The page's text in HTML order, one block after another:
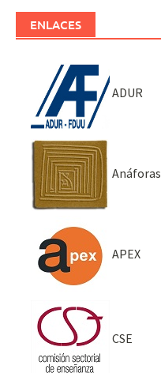
ENLACES
ADUR
Anáforas
APEX
CSE